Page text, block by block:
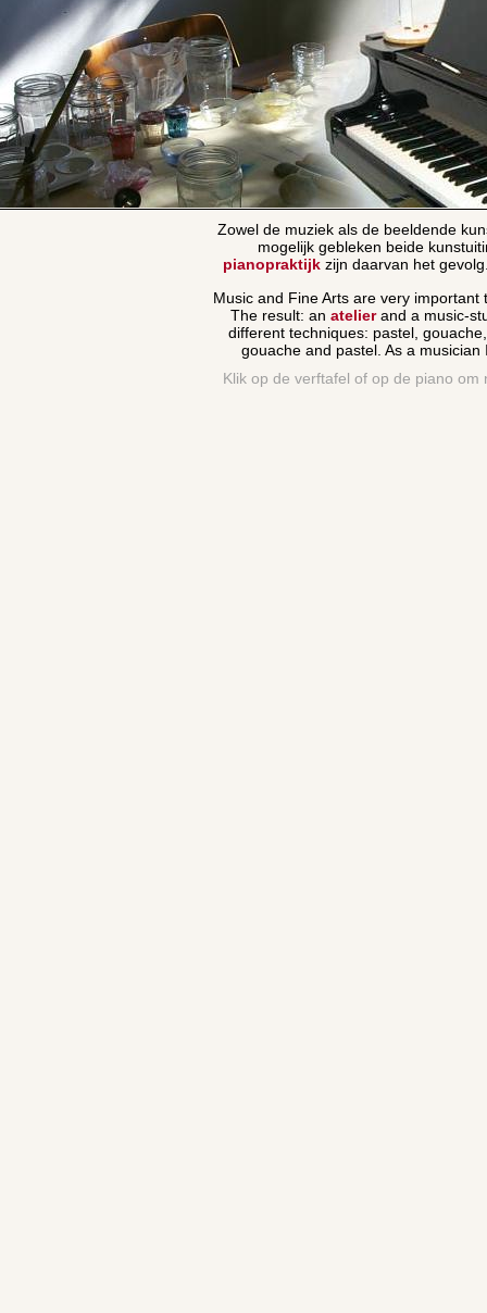
Zowel de muziek als de beeldende
mogelijk gebleken beide
pianopraktijkzijn daarvan het
Music and Fine Arts are very
The result: an atelierand a music-
different techniques: pastel,
gouache and pastel. As a
Klik op de verftafel of op de piano